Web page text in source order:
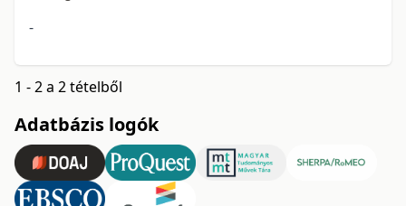
-
1 - 2 a 2 tételből
Adatbázis logók